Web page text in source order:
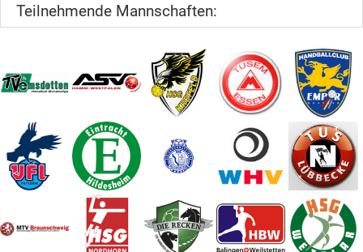
Teilnehmende Mannschaften: